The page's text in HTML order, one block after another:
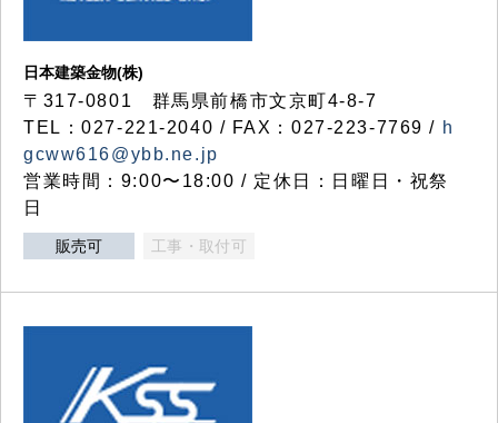
日本建築金物(株)
〒317‐0801 群馬県前橋市文京町4-8-7
TEL：027-221-2040 / FAX：027-223-7769 / h
gcww616@ybb.ne.jp
営業時間：9:00〜18:00 / 定休日：日曜日・祝祭
日
販売可 工事・取付可